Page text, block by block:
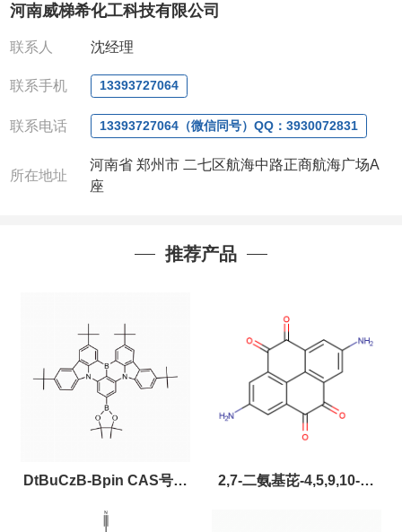
电话:0371-63377391/13393727064
QQ:3930072831
:13393727064
联系人: 沈晓东(欢迎致电
河南威梯希化工科技有限公司
联系人 沈经理
联系手机 13393727064
联系电话 13393727064（微信同号）QQ：3930072831
所在地址
河南省 郑州市 二七区航海中路正商航海广场A
座
推荐产品
DtBuCzB-Bpin CAS号：
2643331-97-7
2,7-二氨基芘-4,5,9,10-四